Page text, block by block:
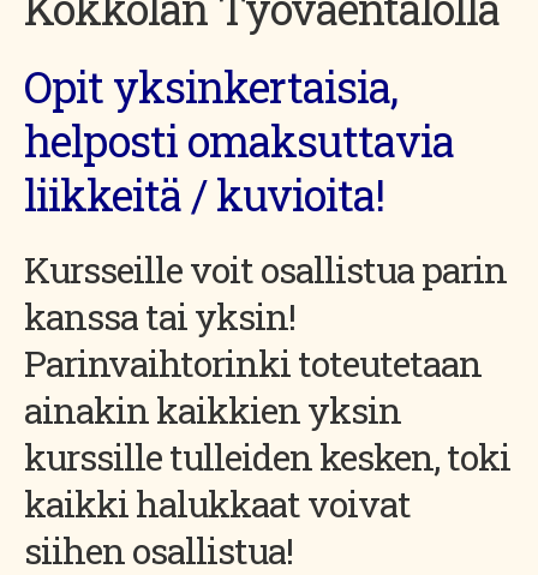
Opit yksinkertaisia,
helposti omaksuttavia
liikkeitä / kuvioita!
Kursseille voit osallistua parin
kanssa tai yksin!
Parinvaihtorinki toteutetaan
ainakin kaikkien yksin
kurssille tulleiden kesken, toki
kaikki halukkaat voivat
siihen osallistua!